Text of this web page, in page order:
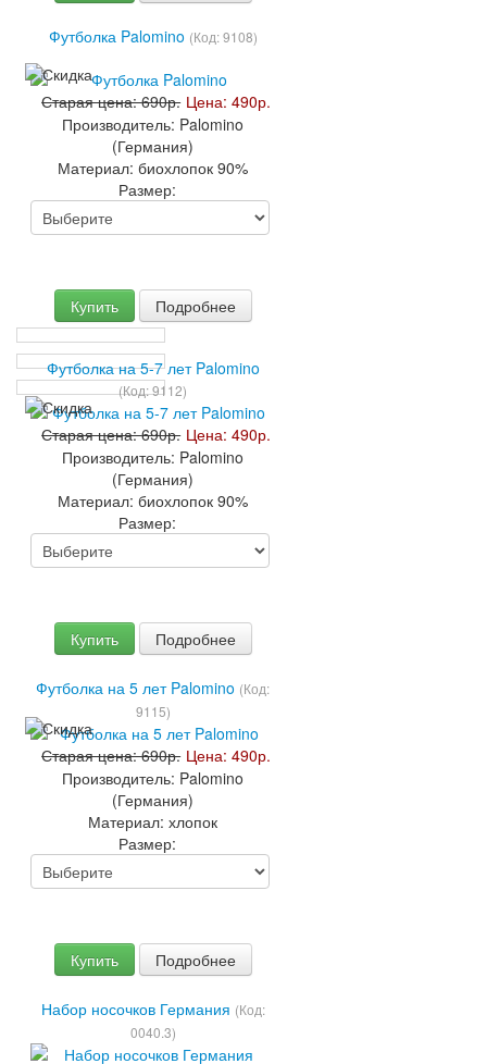
Футболка Palomino (Код:9108)
Старая цена:690р. Цена: 490р.
Производитель: Palomino
(Германия)
Материал: биохлопок 90%
Размер:
Купить Подробнее
Футболка на 5-7 лет Palomino
(Код:9112)
Старая цена:690р. Цена: 490р.
Производитель: Palomino
(Германия)
Материал: биохлопок 90%
Размер:
Купить Подробнее
Футболка на 5 лет Palomino (Код:
9115)
Старая цена:690р. Цена: 490р.
Производитель: Palomino
(Германия)
Материал: хлопок
Размер:
Купить Подробнее
Набор носочков Германия (Код:
0040.3)